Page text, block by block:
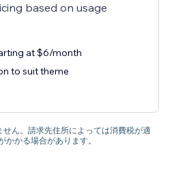
based on usage
at $6/month
to suit theme
ん。請求先住所によっては消費税が適
かかる場合があります。